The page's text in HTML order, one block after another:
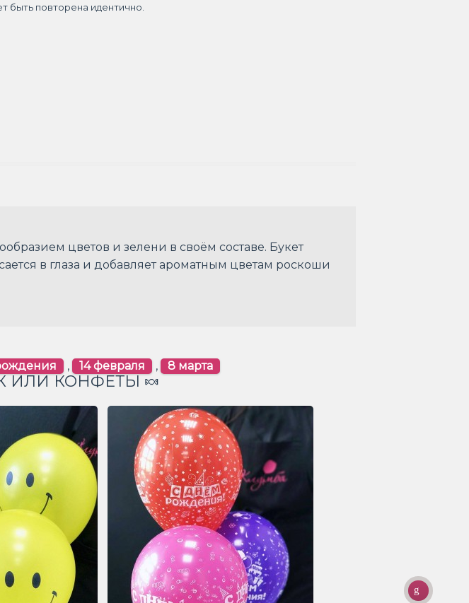
быть повторена идентично.
цветов и зелени в своём составе. Букет
в глаза и добавляет ароматным цветам роскоши
, 14 февраля , 8 марта
ИЛИ КОНФЕТЫ 🍬